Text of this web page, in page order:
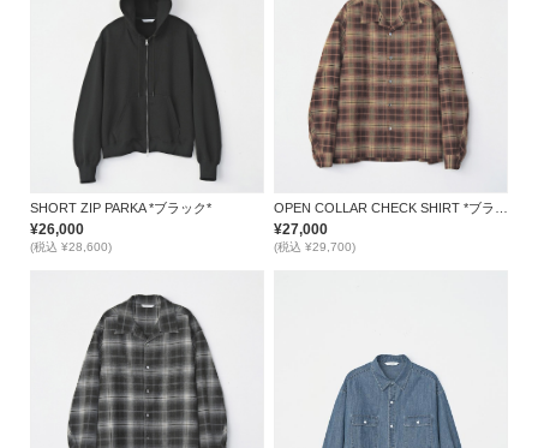
SHORT ZIP PARKA *ブラック*
¥26,000
(税込 ¥28,600)
OPEN COLLAR CHECK SHIRT *ブラウン*
¥27,000
(税込 ¥29,700)